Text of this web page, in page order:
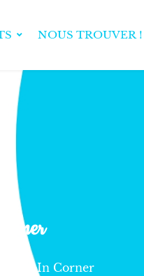
NOUS TROUVER !
Rest In Corner